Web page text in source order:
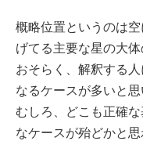
概略位置というのは
げてる主要な星の大体
おそらく、解釈する
なるケースが多いと思
むしろ、どこも正確
なケースが殆どかと思